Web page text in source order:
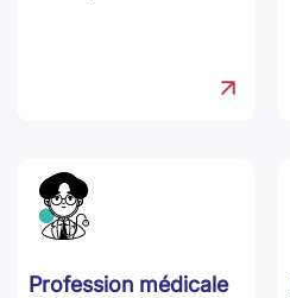
Profession médicale